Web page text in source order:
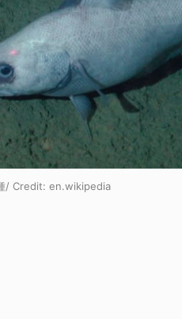
/ Credit: en.wikipedia